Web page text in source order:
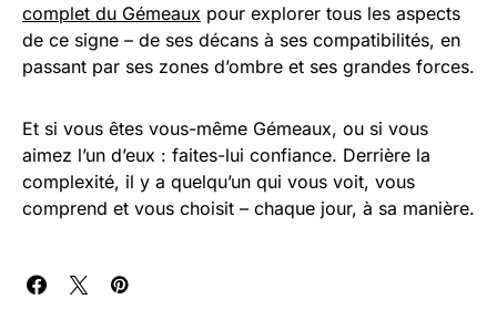
complet du Gémeaux pour explorer tous les aspects
de ce signe – de ses décans à ses compatibilités, en
passant par ses zones d’ombre et ses grandes forces.
Et si vous êtes vous-même Gémeaux, ou si vous
aimez l’un d’eux : faites-lui confiance. Derrière la
complexité, il y a quelqu’un qui vous voit, vous
comprend et vous choisit – chaque jour, à sa manière.